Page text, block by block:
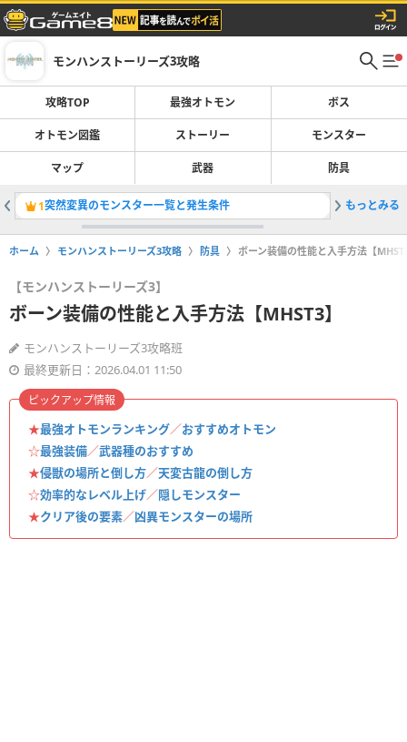
モンハンストーリーズ3攻略
攻略TOP 最強オトモン ボス
オトモン図鑑 ストーリー モンスター
マップ 武器 防具
1突然変異のモンスター一覧と発生条件 2イヴェ
もっとみる
ホーム モンハンストーリーズ3攻略 防具 ボーン装備の性能と入手方法【
【モンハンストーリーズ3】
ボーン装備の性能と入手方法【MHST3】
モンハンストーリーズ3攻略班
最終更新日：2026.04.01 11:50
★最強オトモンランキング／おすすめオトモン
☆最強装備／武器種のおすすめ
★侵獣の場所と倒し方／天変古龍の倒し方
☆効率的なレベル上げ／隠しモンスター
★クリア後の要素／凶異モンスターの場所
ピックアップ情報